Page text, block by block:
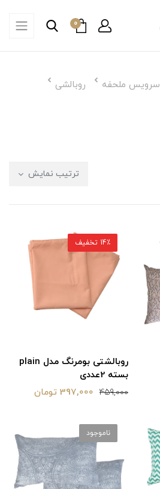
0
سرویس ملحفه روبالشی
ترتیب نمایش
روبالشتی بومرنگ مدل plain
بسته 2عددی
459,000 397,000 تومان
14٪ تخفیف
ناموجود